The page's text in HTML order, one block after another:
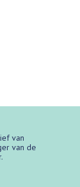
van
van de